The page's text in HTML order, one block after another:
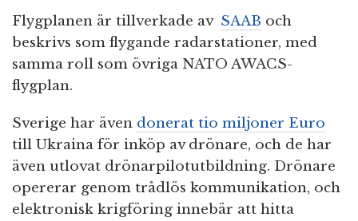
Flygplanen är tillverkade av SAAB och
beskrivs som flygande radarstationer, med
samma roll som övriga NATO AWACS-
flygplan.
Sverige har även donerat tio miljoner Euro
till Ukraina för inköp av drönare, och de har
även utlovat drönarpilotutbildning. Drönare
opererar genom trådlös kommunikation, och
elektronisk krigföring innebär att hitta